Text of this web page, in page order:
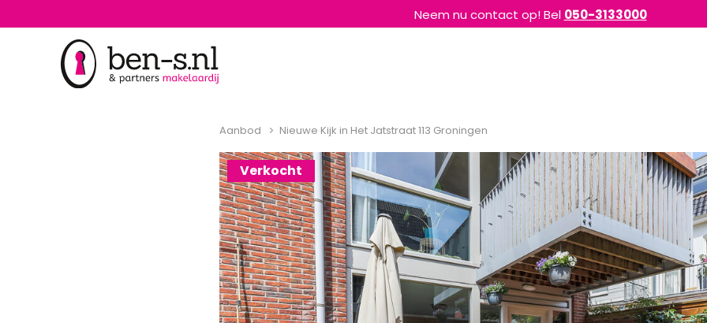
Neem nu contact op! Bel 050-3133000
Aanbod Nieuwe Kijk in Het Jatstraat 113 Groningen
Verkocht